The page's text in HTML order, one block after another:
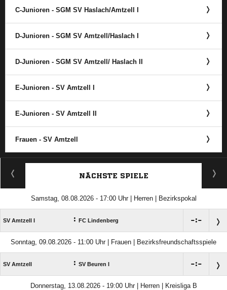
C-Junioren - SGM SV Haslach/​Amtzell I
D-Junioren - SGM SV Amtzell/​Haslach I
D-Junioren - SGM SV Amtzell/​ Haslach II
E-Junioren - SV Amtzell I
E-Junioren - SV Amtzell II
Frauen - SV Amtzell
ANZEIGE
NÄCHSTE SPIELE
Samstag, 08.08.2026 - 17:00 Uhr | Herren | Bezirkspokal
SV Amtzell I : FC Lindenberg :
Sonntag, 09.08.2026 - 11:00 Uhr | Frauen | Bezirksfreundschaftsspiele
SV Amtzell : SV Beuren I :
Donnerstag, 13.08.2026 - 19:00 Uhr | Herren | Kreisliga B